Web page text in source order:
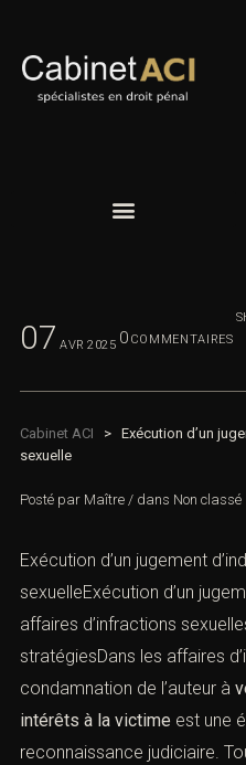
07 AVR 2025 0 COMMENTAIRES
Cabinet ACI > Exécution d’un
sexuelle
Posté par Maître / dans Non classé
Exécution d’un jugement
sexuelleExécution d’un
affaires d’infractions
stratégiesDans les affaires
condamnation de l’auteur à
intérêts à la victime est une
reconnaissance judiciaire.